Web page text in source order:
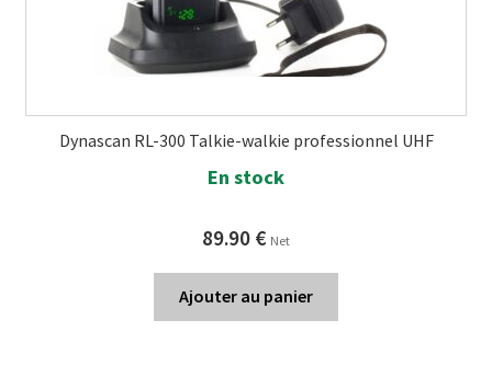
Dynascan RL-300 Talkie-walkie professionnel UHF
En stock
89.90 € Net
Ajouter au panier